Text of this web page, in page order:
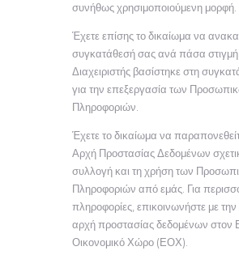
συνήθως χρησιμοποιούμενη μορφή.
Έχετε επίσης το δικαίωμα να
συγκατάθεσή σας ανά πάσα
Διαχειριστής βασίστηκε στη
για την επεξεργασία των
Πληροφοριών.
Έχετε το δικαίωμα να
Αρχή Προστασίας Δεδομένων
συλλογή και τη χρήση των
Πληροφοριών από εμάς. Για
πληροφορίες, επικοινωνήστε με την
αρχή προστασίας δεδομένων στον
Οικονομικό Χώρο (ΕΟΧ).